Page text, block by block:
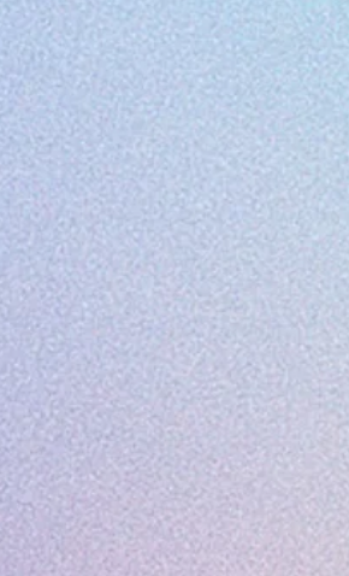
lieux insolites, interrogeant toutes le
explorant toutes à travers la fiction et le
en tournée, en intégrale ou
Pour tout renseignement sur le
Marées
/ SHOWREEL /
Découvrez la bande démo de Pierre Cuq:
Extraits : Paris Can Wait , Eleanor
Lac , Jérôme Cornuau (TF1) / Artificial
K'AIR , Jules Raillard (Tébéo) / Fall's